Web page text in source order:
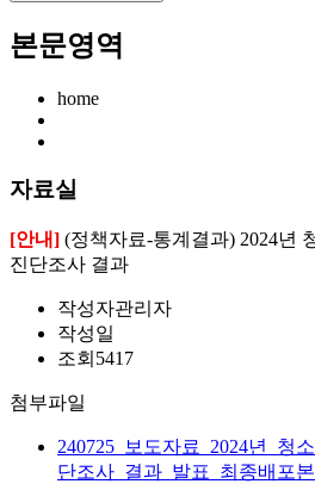
본문영역
home
자료실
[안내] (정책자료-통계결과) 2024년
진단조사 결과
작성자관리자
작성일
조회 5417
첨부파일
240725_보도자료_2024년_청
단조사_결과_발표_최종배포